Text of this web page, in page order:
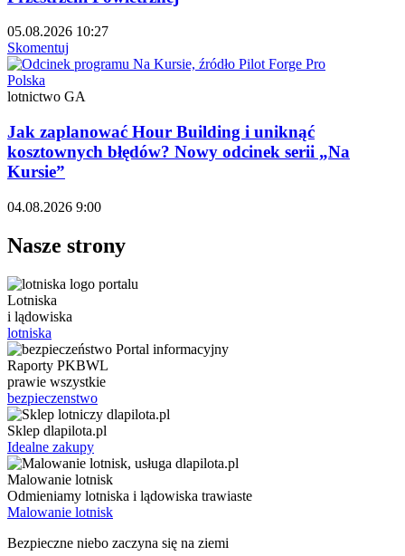
05.08.2026 10:27
Skomentuj
Polska
lotnictwo GA
Jak zaplanować Hour Building i uniknąć
kosztownych błędów? Nowy odcinek serii „Na
Kursie”
04.08.2026 9:00
Nasze strony
Lotniska
i lądowiska
lotniska
Raporty PKBWL
prawie wszystkie
bezpieczenstwo
Sklep dlapilota.pl
Idealne zakupy
Malowanie lotnisk
Odmieniamy lotniska i lądowiska trawiaste
Malowanie lotnisk
Bezpieczne niebo zaczyna się na ziemi